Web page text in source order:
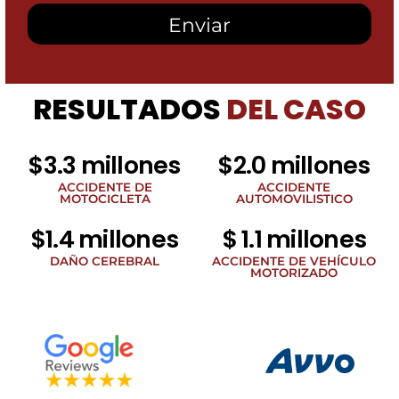
mensajes
SMS
Law
Group
relacionados
noticias
legales
número
teléfono
proporcionado
los
SMS
puede
variar.
RESULTADOS DEL CASO
$3.3 millones
ACCIDENTE DE
MOTOCICLETA
$2.0 millones
ACCIDENTE
AUTOMOVILISTICO
$1.4 millones
DAÑO CEREBRAL
$ 1.1 millones
ACCIDENTE DE VEHÍCULO
MOTORIZADO